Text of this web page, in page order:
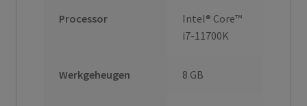
Processor
Intel® Core™
i7-11700K
Werkgeheugen 8 GB